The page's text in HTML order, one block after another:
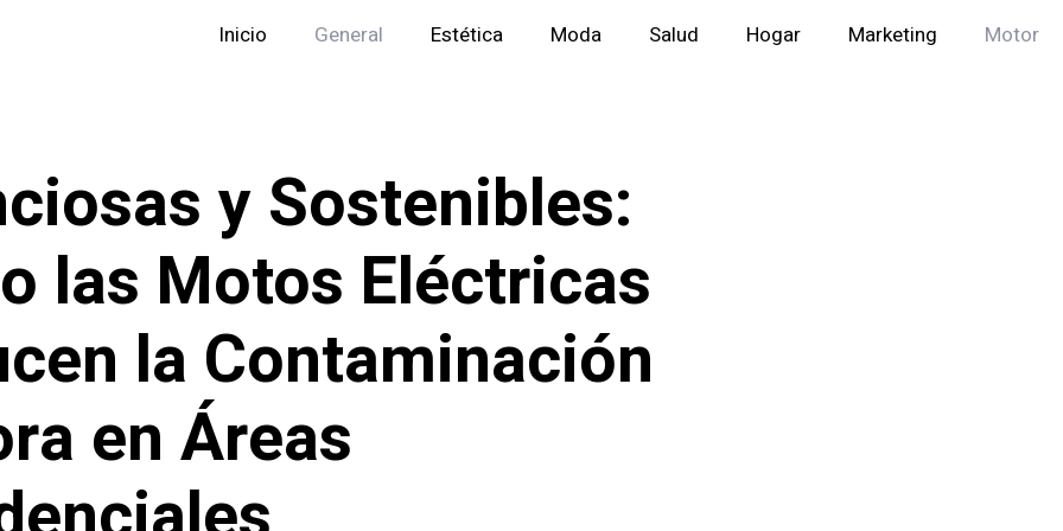
Inicio General Estética Moda Salud Hogar Marketing Motor
y Sostenibles:
las Motos Eléctricas
la Contaminación
en Áreas